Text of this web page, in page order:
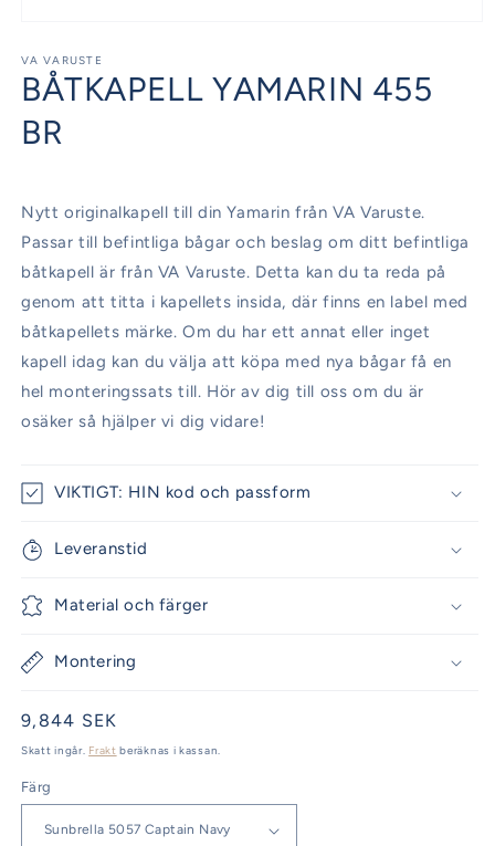
1
i
modalfönster
VA VARUSTE
BÅTKAPELL YAMARIN 455
BR
Nytt originalkapell till din Yamarin från VA Varuste.
Passar till befintliga bågar och beslag om ditt befintliga
båtkapell är från VA Varuste. Detta kan du ta reda på
genom att titta i kapellets insida, där finns en label med
båtkapellets märke. Om du har ett annat eller inget
kapell idag kan du välja att köpa med nya bågar få en
hel monteringssats till. Hör av dig till oss om du är
osäker så hjälper vi dig vidare!
VIKTIGT: HIN kod och passform
Leveranstid
Material och färger
Montering
Ordinarie
pris
9,844 SEK
Skatt ingår. Frakt beräknas i kassan.
Färg